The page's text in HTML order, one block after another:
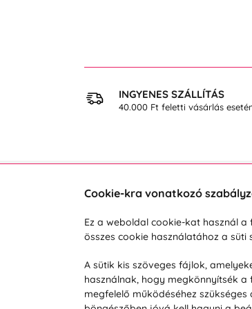
INGYENES SZÁLLÍTÁS
40.000 Ft feletti vásárlás
Hétköznap 8:00-tól 16:00-ig
info@vohy.hu
Cookie-kra vonatkozó
Ez a weboldal cookie-kat használ
összes cookie használatához a
A sütik kis szöveges fájlok,
használnak, hogy megkönnyítsék
megfelelő működéséhez